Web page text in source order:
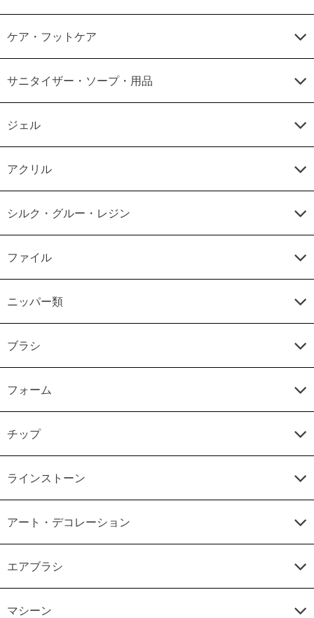
ケア・フットケア
サニタイザー・ソープ・用品
ジェル
アクリル
シルク・グルー・レジン
ファイル
ニッパー類
ブラシ
フォーム
チップ
ラインストーン
アート・デコレーション
エアブラシ
マシーン